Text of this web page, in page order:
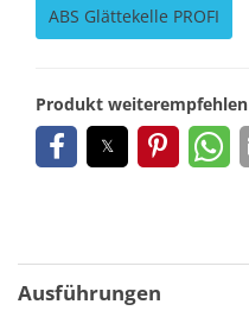
ABS Glättekelle PROFI
Produkt weiterempfehlen
Ausführungen